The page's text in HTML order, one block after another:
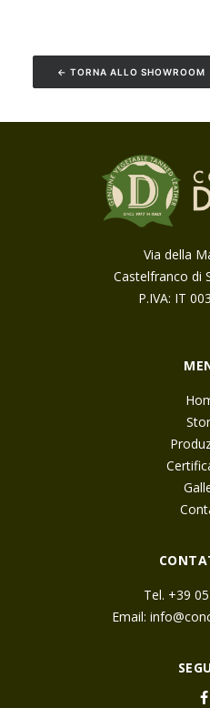
← TORNA ALLO SHOWROOM
Via della
Castelfranco di
P.IVA: IT
Tel. +39
Email: